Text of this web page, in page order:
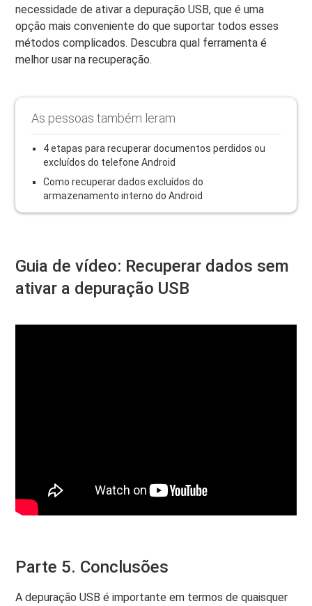
necessidade de ativar a depuração USB, que é uma
opção mais conveniente do que suportar todos esses
métodos complicados. Descubra qual ferramenta é
melhor usar na recuperação.
As pessoas também leram
4 etapas para recuperar documentos perdidos ou
excluídos do telefone Android
Como recuperar dados excluídos do
armazenamento interno do Android
Guia de vídeo: Recuperar dados sem
ativar a depuração USB
Parte 5. Conclusões
A depuração USB é importante em termos de quaisquer